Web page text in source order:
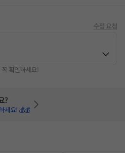
수정 요청
확인하세요!
?
세요! 💰💰